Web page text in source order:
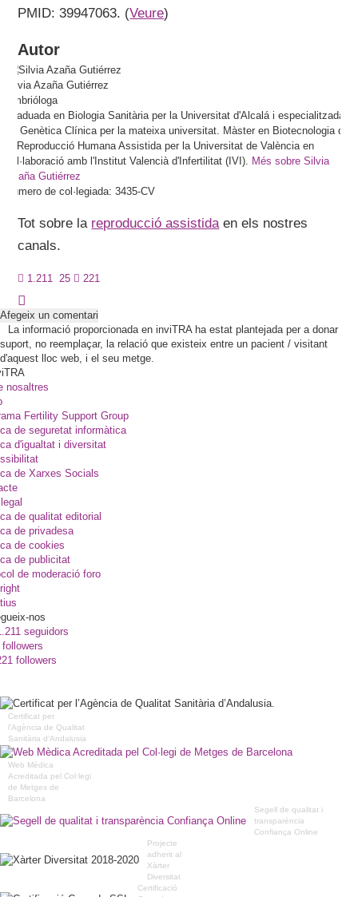
PMID: 39947063. (Veure)
Autor
Silvia Azaña Gutiérrez
Embrióloga
Graduada en Biologia Sanitària per la Universitat d'Alcalá i especialitzada
en Genètica Clínica per la mateixa universitat. Màster en Biotecnologia de
la Reproducció Humana Assistida per la Universitat de València en
col·laboració amb l'Institut Valencià d'Infertilitat (IVI). Més sobre Silvia
Azaña Gutiérrez
Número de col·legiada: 3435-CV
Tot sobre la reproducció assistidaen els nostres
canals.
1.211 25 221
Afegeix un comentari
La informació proporcionada en inviTRA ha estat plantejada per a donar
suport, no reemplaçar, la relació que existeix entre un pacient / visitant
d'aquest lloc web, i el seu metge.
nosaltres
Fertility Support Group
de seguretat informàtica
d'igualtat i diversitat
de Xarxes Socials
de qualitat editorial
de privadesa
de cookies
de publicitat
de moderació foro
nos
seguidors
followers
followers
Certificat per
l’Agència de Qualitat
Sanitària d’Andalusia
Web Mèdica
Acreditada pel Col·legi
de Metges de
Barcelona
Segell de qualitat i
transparència
Confiança Online
Projecte
adherit al
Xàrter
Diversitat
Certificació